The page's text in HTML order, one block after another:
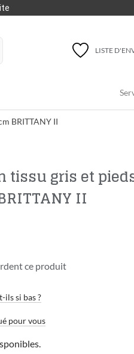
LISTE
BRITTANY II
tissu gris et
II
ce produit
ils si bas ?
pour vous